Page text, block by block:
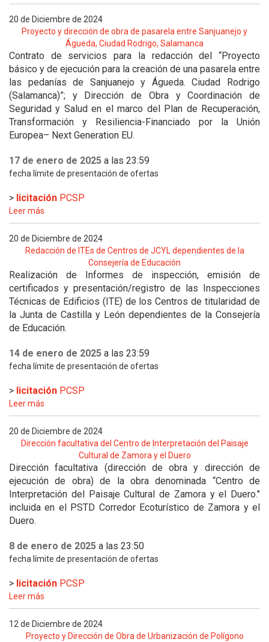
20 de Diciembre de 2024
Proyecto y dirección de obra de pasarela entre Sanjuanejo y
Águeda, Ciudad Rodrigo, Salamanca
Contrato de servicios para la redacción del “Proyecto
básico y de ejecución para la creación de una pasarela entre
las pedanías de Sanjuanejo y Águeda. Ciudad Rodrigo
(Salamanca)”; y Dirección de Obra y Coordinación de
Seguridad y Salud en el marco del Plan de Recuperación,
Transformación y Resiliencia-Financiado por la Unión
Europea– Next Generation EU.
17 de enero de 2025 a las 23:59
fecha límite de presentación de ofertas
> licitación PCSP
Leer más
20 de Diciembre de 2024
Redacción de ITEs de Centros de JCYL dependientes de la
Consejería de Educación
Realización de Informes de inspección, emisión de
certificados y presentación/registro de las Inspecciones
Técnicas de Edificios (ITE) de los Centros de titularidad de
la Junta de Castilla y León dependientes de la Consejería
de Educación.
14 de enero de 2025 a las 23:59
fecha límite de presentación de ofertas
> licitación PCSP
Leer más
20 de Diciembre de 2024
Dirección facultativa del Centro de Interpretación del Paisaje
Cultural de Zamora y el Duero
Dirección facultativa (dirección de obra y dirección de
ejecución de obra) de la obra denominada “Centro de
Interpretación del Paisaje Cultural de Zamora y el Duero."
incluida en el PSTD Corredor Ecoturístico de Zamora y el
Duero.
8 de enero de 2025 a las 23:50
fecha límite de presentación de ofertas
> licitación PCSP
Leer más
12 de Diciembre de 2024
Proyecto y Dirección de Obra de Urbanización de Polígono